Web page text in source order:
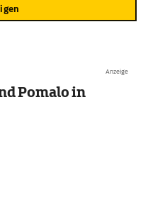
Anzeige
Pomalo in